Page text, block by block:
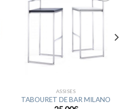
Ajouter
ASSISES
TABOURET DE BAR MILANO